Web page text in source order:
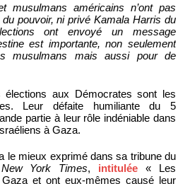
musulmans américains n’ont pas
pouvoir, ni privé Kamala Harris du
ont envoyé un message
est importante, non seulement
musulmans mais aussi pour de
aux Démocrates sont les
Leur défaite humiliante du 5
partie à leur rôle indéniable dans
à Gaza.
le mieux exprimé dans sa tribune du
New York Times, intitulée « Les
et ont eux-mêmes causé leur